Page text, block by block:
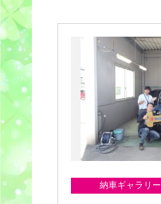
納車ギャラリー